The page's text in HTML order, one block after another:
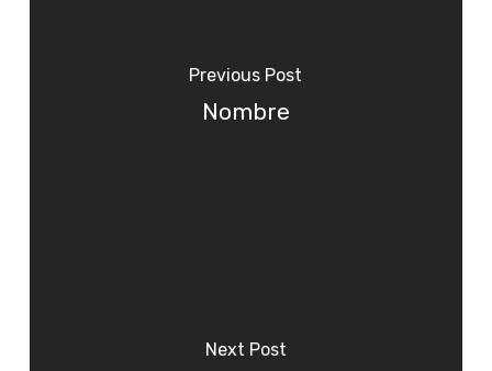
Previous Post
Nombre
Next Post